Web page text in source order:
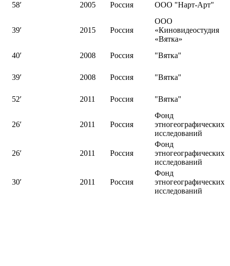
58′ 2005 Россия ООО "Нарт-Арт"
39′ 2015 Россия
ООО
«Киновидеостудия
«Вятка»
40′ 2008 Россия "Вятка"
39′ 2008 Россия "Вятка"
52′ 2011 Россия "Вятка"
26′ 2011 Россия
Фонд
этногеографических
исследований
26′ 2011 Россия
Фонд
этногеографических
исследований
30′ 2011 Россия
Фонд
этногеографических
исследований